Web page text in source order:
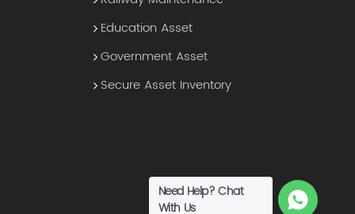
Education Asset
Government Asset
Secure Asset Inventory
Need Help? Chat
With Us